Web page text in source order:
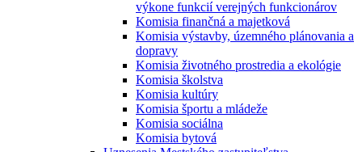
výkone funkcií verejných funkcionárov
Komisia finančná a majetková
Komisia výstavby, územného plánovania a
dopravy
Komisia životného prostredia a ekológie
Komisia školstva
Komisia kultúry
Komisia športu a mládeže
Komisia sociálna
Komisia bytová